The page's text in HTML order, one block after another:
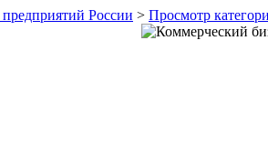
России > Просмотр